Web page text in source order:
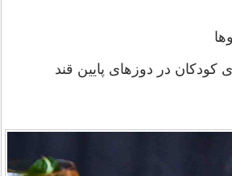
کودکان در دوزهای پایین قند